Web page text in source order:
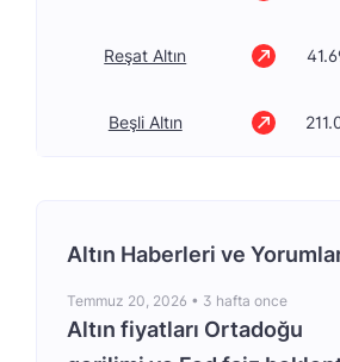
Reşat Altın
Beşli Altın
Altın Haberleri ve
Temmuz 20, 2026 • 3 hafta once
Altın fiyatları Ortadoğu